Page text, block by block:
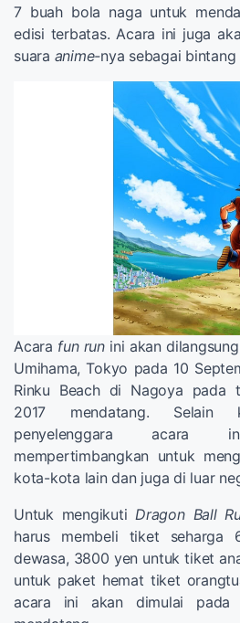
7 buah bola naga untuk
edisi terbatas. Acara ini juga
suara anime-nya sebagai bintang
Acara fun runini akan
Umihama, Tokyo pada 10
Rinku Beach di Nagoya pada
2017 mendatang.
penyelenggara
mempertimbangkan untuk
kota-kota lain dan juga di luar
Untuk mengikutiDragon Ball
harus membeli tiket
dewasa, 3800 yen untuk tiket
untuk paket hemat tiket
acara ini akan dimulai